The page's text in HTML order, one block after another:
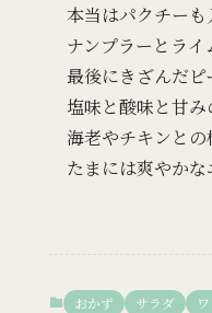
本当はパクチー
ナンプラーとラ
最後にきざんだ
塩味と酸味と甘
海老やチキンと
たまには爽やか
おかず サラダ